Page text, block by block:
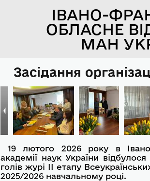
ІВАНО-
ОБЛАСНЕ
МАН
Засідання
19 лютого 2026 року в
академії наук України
голів журі ІІ етапу
2025/2026 навчальному році.